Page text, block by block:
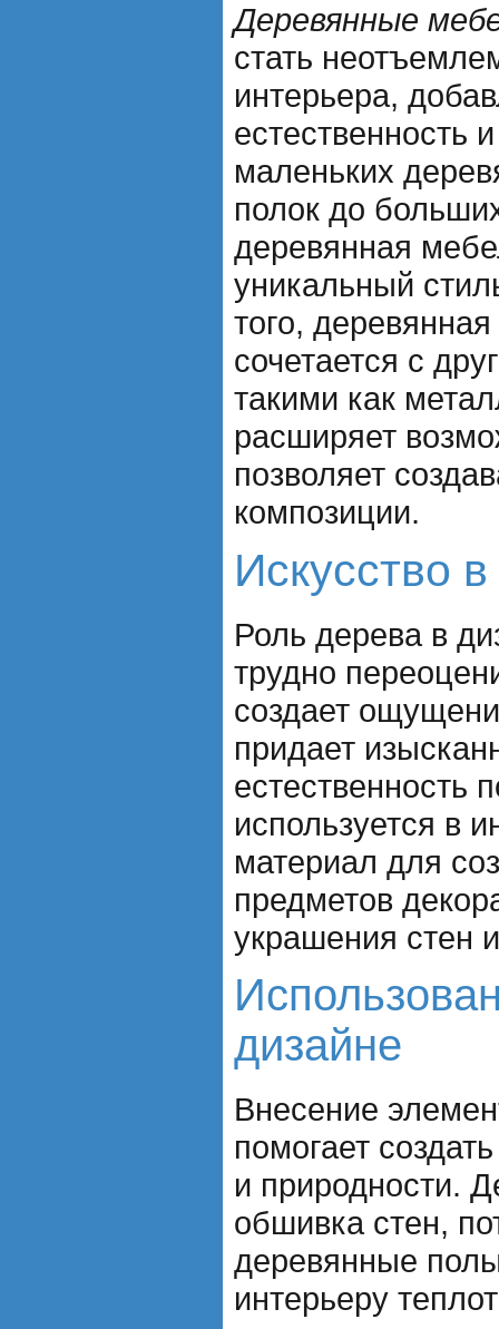
Деревянные
стать
интерьера,
естественность
маленьких
полок до
деревянная
уникальный
того,
сочетается с
такими как
расширяет
позволяет
композиции.
Искусство
Роль дерева в
трудно
создает
придает
используется в
материал для
предметов
украшения стен
дизайне
Внесение
помогает
и природности.
обшивка стен,
деревянные
интерьеру